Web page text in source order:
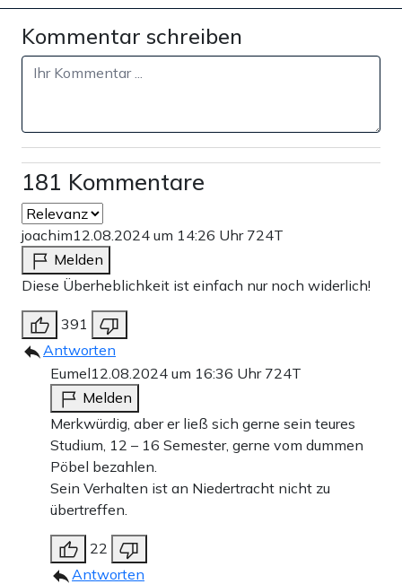
Kommentar schreiben
181 Kommentare
joachim12.08.2024 um 14:26 Uhr 724T
Melden
Diese Überheblichkeit ist einfach nur noch widerlich!
391
Antworten
Eumel12.08.2024 um 16:36 Uhr 724T
Melden
Merkwürdig, aber er ließ sich gerne sein teures
Studium, 12 – 16 Semester, gerne vom dummen
Pöbel bezahlen.
Sein Verhalten ist an Niedertracht nicht zu
übertreffen.
22
Antworten